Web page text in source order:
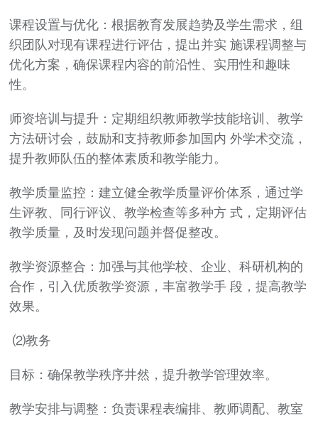
课程设置与优化：根据教育发展趋势及学生需求，组
织团队对现有课程进行评估，提出并实 施课程调整与
优化方案，确保课程内容的前沿性、实用性和趣味
性。
师资培训与提升：定期组织教师教学技能培训、教学
方法研讨会，鼓励和支持教师参加国内 外学术交流，
提升教师队伍的整体素质和教学能力。
教学质量监控：建立健全教学质量评价体系，通过学
生评教、同行评议、教学检查等多种方 式，定期评估
教学质量，及时发现问题并督促整改。
教学资源整合：加强与其他学校、企业、科研机构的
合作，引入优质教学资源，丰富教学手 段，提高教学
效果。
⑵教务
目标：确保教学秩序井然，提升教学管理效率。
教学安排与调整：负责课程表编排、教师调配、教室